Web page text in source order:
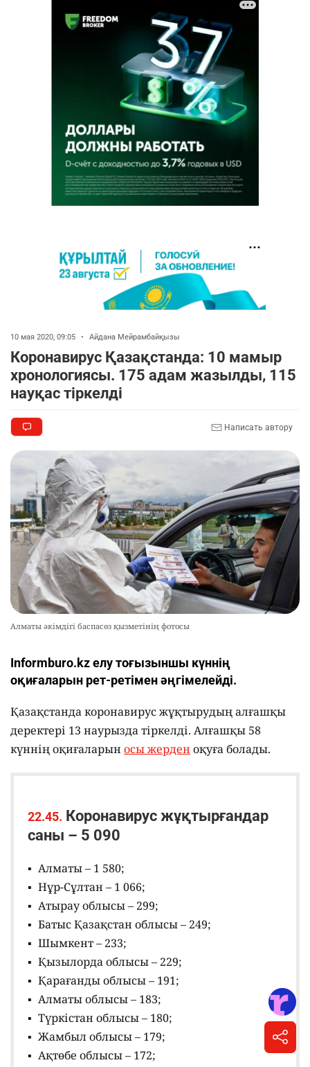
10 мая 2020, 09:05 • Айдана Мейрамбайқызы
Коронавирус Қазақстанда: 10 мамыр
хронологиясы. 175 адам жазылды, 115
науқас тіркелді
Написать автору
Алматы әкімдігі баспасөз қызметінің фотосы
Іnformburo.kz елу тоғызыншы күннің
оқиғаларын рет-ретімен әңгімелейді.
Қазақстанда коронавирус жұқтырудың алғашқы
деректері 13 наурызда тіркелді. Алғашқы 58
күннің оқиғаларын осы жерден оқуға болады.
22.45. Коронавирус жұқтырғандар
саны – 5 090
Алматы – 1 580;
Нұр-Сұлтан – 1 066;
Атырау облысы – 299;
Батыс Қазақстан облысы – 249;
Шымкент – 233;
Қызылорда облысы – 229;
Қарағанды облысы – 191;
Алматы облысы – 183;
Түркістан облысы – 180;
Жамбыл облысы – 179;
Ақтөбе облысы – 172;